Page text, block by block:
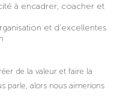
à encadrer, coacher et
et d’excellentes
de la valeur et faire la
parle, alors nous aimerions